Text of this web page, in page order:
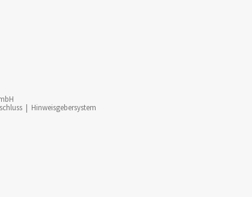
Hinweisgebersystem